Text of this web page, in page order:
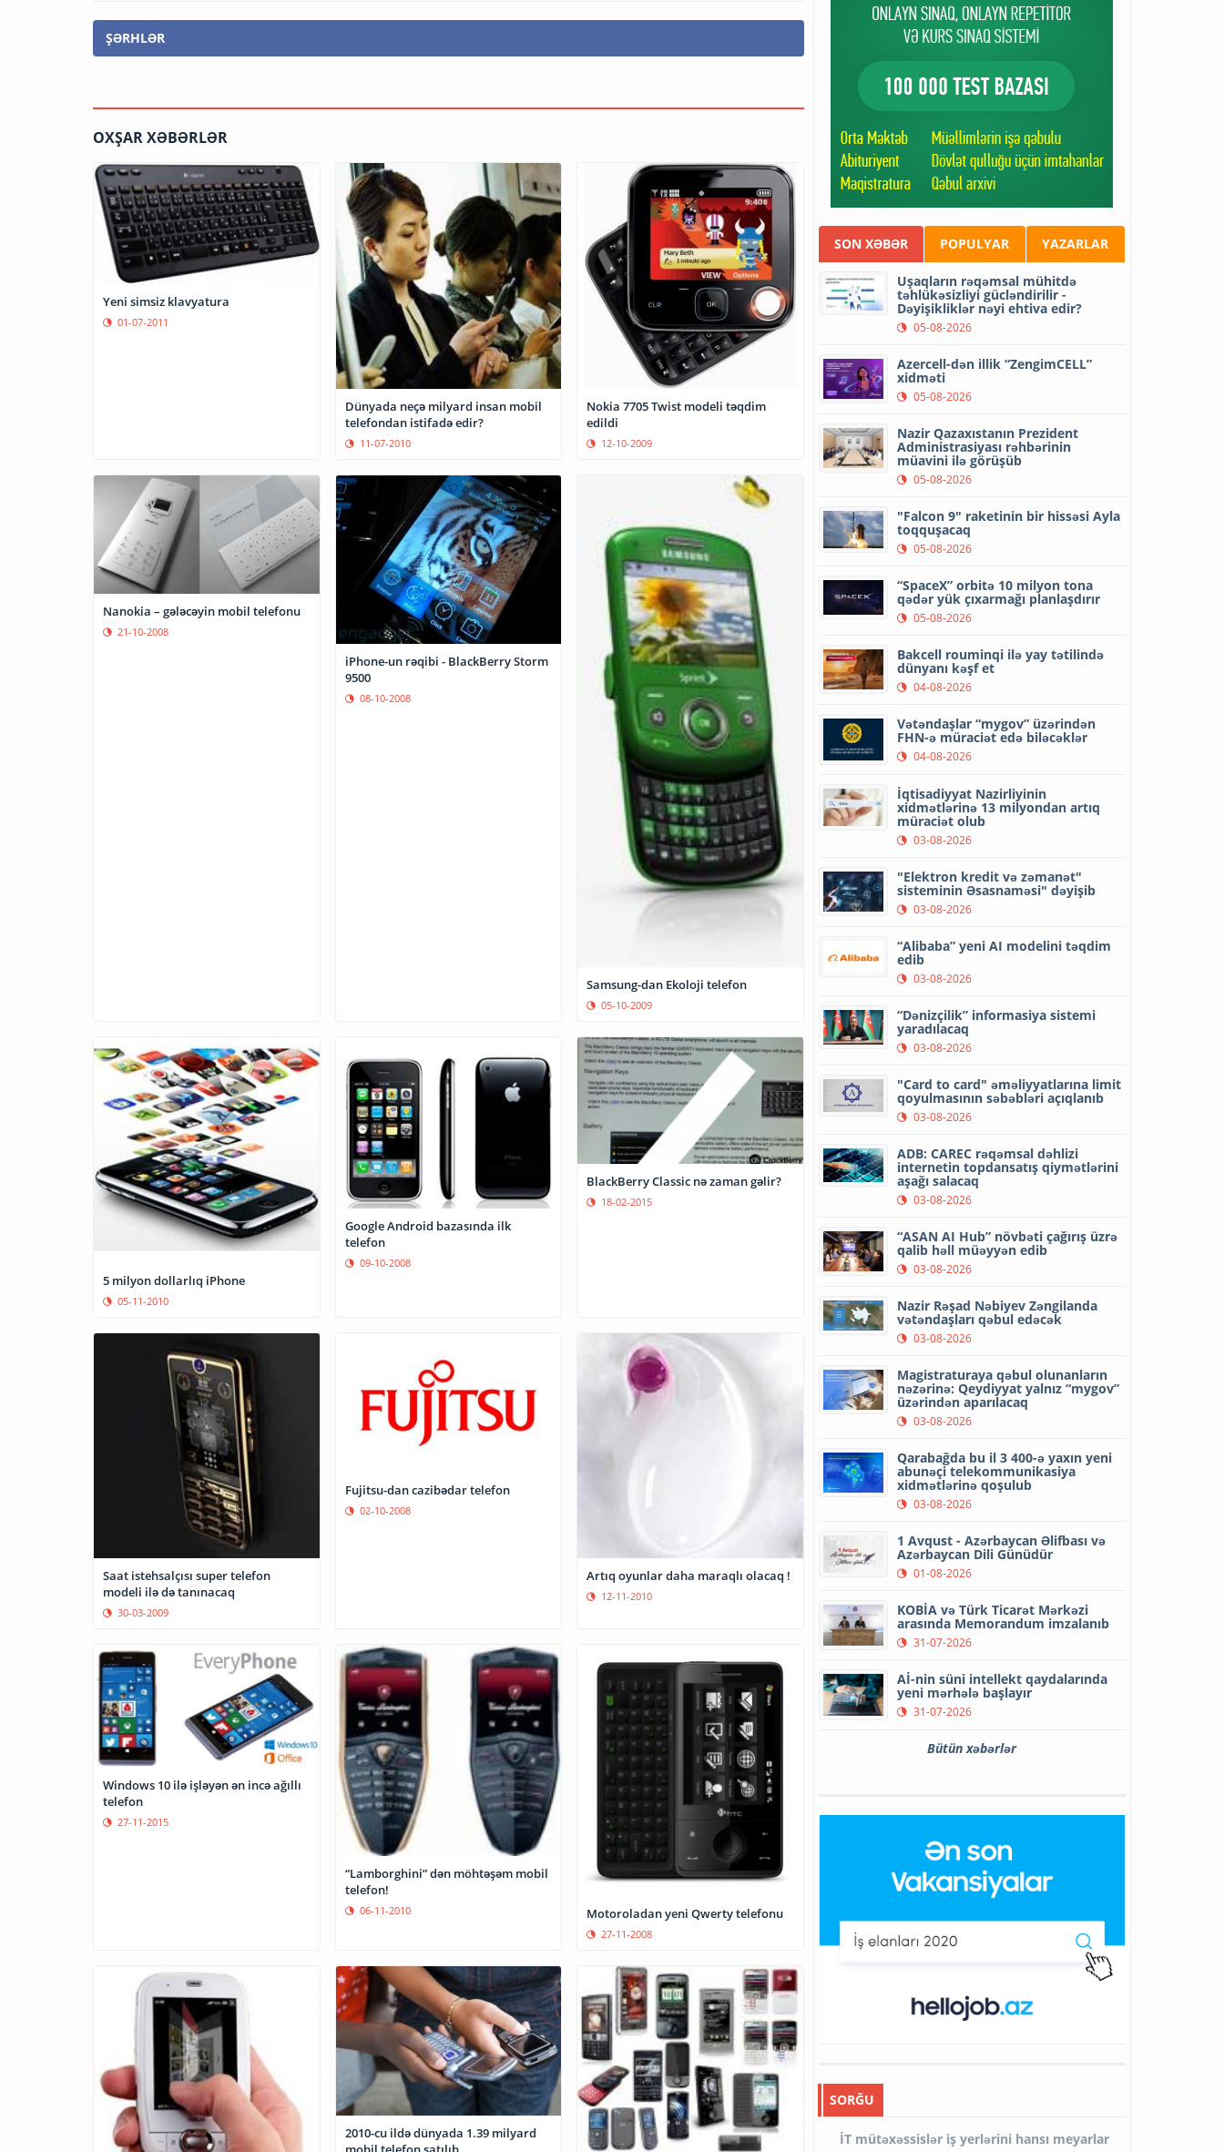
ŞƏRHLƏR
OXŞAR XƏBƏRLƏR
Yeni simsiz klavyatura
01-07-2011
Dünyada neçə milyard insan mobil
telefondan istifadə edir?
11-07-2010
Nokia 7705 Twist modeli təqdim
edildi
12-10-2009
Nanokia – gələcəyin mobil telefonu
21-10-2008
iPhone-un rəqibi - BlackBerry Storm
9500
08-10-2008
Samsung-dan Ekoloji telefon
05-10-2009
5 milyon dollarlıq iPhone
05-11-2010
Google Android bazasında ilk
telefon
09-10-2008
BlackBerry Classic nə zaman gəlir?
18-02-2015
Saat istehsalçısı super telefon
modeli ilə də tanınacaq
30-03-2009
Fujitsu-dan cazibədar telefon
02-10-2008
Artıq oyunlar daha maraqlı olacaq !
12-11-2010
Windows 10 ilə işləyən ən incə ağıllı
telefon
27-11-2015
“Lamborghini” dən möhtəşəm mobil
telefon!
06-11-2010 Motoroladan yeni Qwerty telefonu
27-11-2008
2010-cu ildə dünyada 1.39 milyard
SON XƏBƏR POPULYAR YAZARLAR
Uşaqların rəqəmsal mühitdə
təhlükəsizliyi gücləndirilir -
Dəyişikliklər nəyi ehtiva edir?
05-08-2026
Azercell-dən illik “ZengimCELL”
xidməti
05-08-2026
Nazir Qazaxıstanın Prezident
Administrasiyası rəhbərinin
müavini ilə görüşüb
05-08-2026
"Falcon 9" raketinin bir hissəsi Ayla
toqquşacaq
05-08-2026
“SpaceX” orbitə 10 milyon tona
qədər yük çıxarmağı planlaşdırır
05-08-2026
Bakcell rouminqi ilə yay tətilində
dünyanı kəşf et
04-08-2026
Vətəndaşlar “mygov” üzərindən
FHN-ə müraciət edə biləcəklər
04-08-2026
İqtisadiyyat Nazirliyinin
xidmətlərinə 13 milyondan artıq
müraciət olub
03-08-2026
"Elektron kredit və zəmanət"
sisteminin Əsasnaməsi" dəyişib
03-08-2026
“Alibaba” yeni AI modelini təqdim
edib
03-08-2026
“Dənizçilik” informasiya sistemi
yaradılacaq
03-08-2026
"Card to card" əməliyyatlarına limit
qoyulmasının səbəbləri açıqlanıb
03-08-2026
ADB: CAREC rəqəmsal dəhlizi
internetin topdansatış qiymətlərini
aşağı salacaq
03-08-2026
“ASAN AI Hub” növbəti çağırış üzrə
qalib həll müəyyən edib
03-08-2026
Nazir Rəşad Nəbiyev Zəngilanda
vətəndaşları qəbul edəcək
03-08-2026
Magistraturaya qəbul olunanların
nəzərinə: Qeydiyyat yalnız “mygov”
üzərindən aparılacaq
03-08-2026
Qarabağda bu il 3 400-ə yaxın yeni
abunəçi telekommunikasiya
xidmətlərinə qoşulub
03-08-2026
1 Avqust - Azərbaycan Əlifbası və
Azərbaycan Dili Günüdür
01-08-2026
KOBİA və Türk Ticarət Mərkəzi
arasında Memorandum imzalanıb
31-07-2026
Aİ-nin süni intellekt qaydalarında
yeni mərhələ başlayır
31-07-2026
Bütün xəbərlər
SORĞU
İT mütəxəssislər iş yerlərini hansı meyarlar